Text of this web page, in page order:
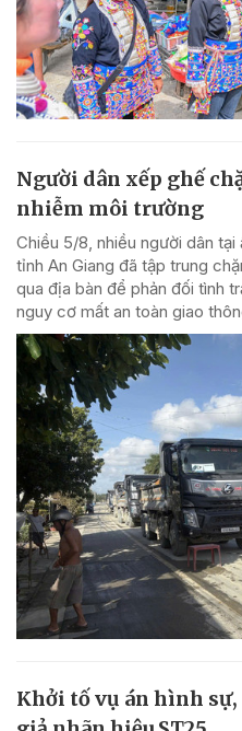
Người dân xếp ghế
nhiễm môi trường
Chiều 5/8, nhiều người dân
tỉnh An Giang đã tập trung
qua địa bàn để phản đối tình
nguy cơ mất an toàn giao
Khởi tố vụ án hình